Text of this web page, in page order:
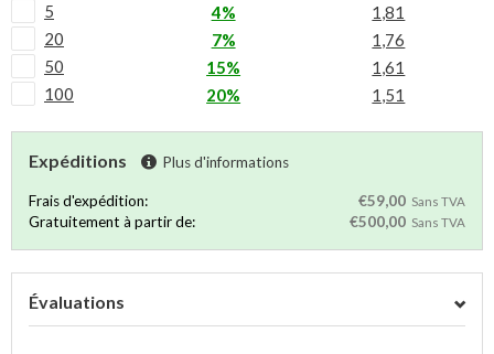
5
4%
1,81
20
7%
1,76
50
15%
1,61
100
20% 1,51
Expéditions Plus d'informations
Frais d'expédition: €59,00 Sans TVA
Gratuitement à partir de: €500,00 Sans TVA
Évaluations